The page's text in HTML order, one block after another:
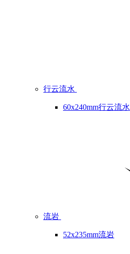
行云流水
60x240mm行云流水
流岩
52x235mm流岩